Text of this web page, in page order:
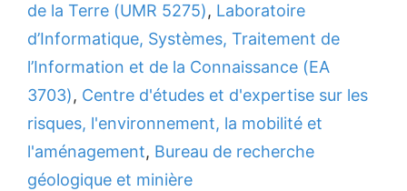
de la Terre (UMR 5275), Laboratoire
d’Informatique, Systèmes, Traitement de
l’Information et de la Connaissance (EA
3703), Centre d'études et d'expertise sur les
risques, l'environnement, la mobilité et
l'aménagement, Bureau de recherche
géologique et minière